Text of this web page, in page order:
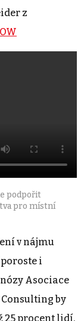
z
podpořit
pro místní
v nájmu
i
Asociace
by
25 procent lidí.